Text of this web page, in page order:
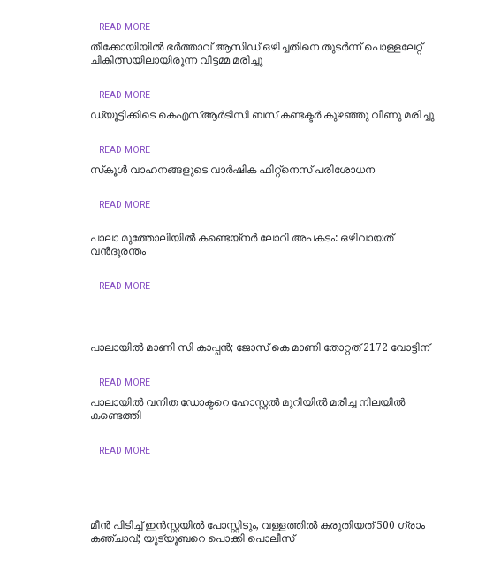
READ MORE
തീക്കോയിയിൽ ഭർത്താവ് ആസിഡ് ഒഴിച്ചതിനെ തുടർന്ന് പൊള്ളലേറ്റ്
ചികിത്സയിലായിരുന്ന വീട്ടമ്മ മരിച്ചു
READ MORE
ഡ്യൂട്ടിക്കിടെ കെഎസ്ആര്‍ടിസി ബസ് കണ്ടക്ടര്‍ കുഴഞ്ഞു വീണു മരിച്ചു
READ MORE
സ്‌കൂൾ വാഹനങ്ങളുടെ വാർഷിക ഫിറ്റ്‌നെസ് പരിശോധന
READ MORE
പാലാ മുത്തോലിയിൽ കണ്ടെയ്‌നർ ലോറി അപകടം: ഒഴിവായത്
വന്‍ദുരന്തം
READ MORE
പാലായിൽ മാണി സി കാപ്പൻ; ജോസ് കെ മാണി തോറ്റത് 2172 വോട്ടിന്
READ MORE
പാലായിൽ വനിത ഡോക്ടറെ ഹോസ്റ്റൽ മുറിയിൽ മരിച്ച നിലയിൽ
കണ്ടെത്തി
READ MORE
മീന്‍ പിടിച്ച് ഇന്‍സ്റ്റയില്‍ പോസ്റ്റിടും, വള്ളത്തില്‍ കരുതിയത് 500 ഗ്രാം
കഞ്ചാവ്; യുട്യൂബറെ പൊക്കി പൊലീസ്